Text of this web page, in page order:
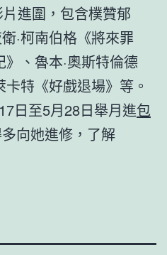
片進圍，包含樸贊郁
·柯南伯格《將來罪
、魯本·奧斯特倫德
卡特《好戲退場》等。
日至5月28日舉月進包
向她進修，了解